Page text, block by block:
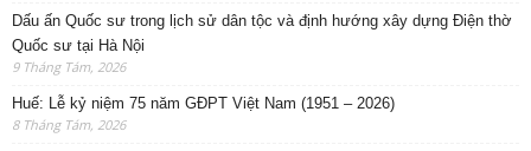
Dấu ấn Quốc sư trong lịch sử dân tộc và định hướng xây dựng Điện thờ
Quốc sư tại Hà Nội
9 Tháng Tám, 2026
Huế: Lễ kỷ niệm 75 năm GĐPT Việt Nam (1951 – 2026)
8 Tháng Tám, 2026